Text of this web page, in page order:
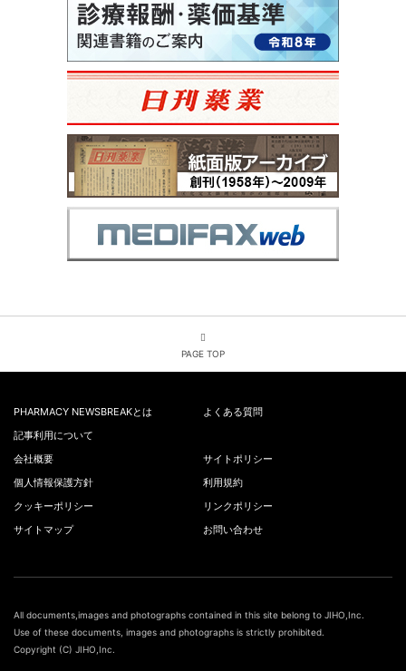
PAGE TOP
PHARMACY NEWSBREAKとは
よくある質問
記事利用について
会社概要
サイトポリシー
個人情報保護方針
利用規約
クッキーポリシー
リンクポリシー
サイトマップ
お問い合わせ
All documents,images and photographs contained in this site belong to JIHO,Inc.
Use of these documents, images and photographs is strictly prohibited.
Copyright (C) JIHO,Inc.